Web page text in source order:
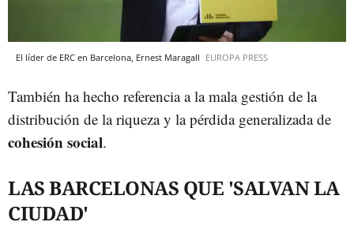
El líder de ERC en Barcelona, Ernest Maragall EUROPA PRESS
También ha hecho referencia a la mala gestión de la
distribución de la riqueza y la pérdida generalizada de
cohesión social.
LAS BARCELONAS QUE 'SALVAN LA
CIUDAD'